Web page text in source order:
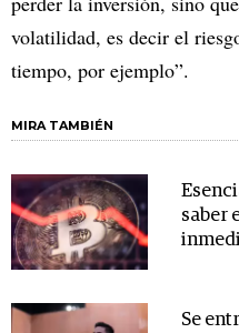
volatilidad, es decir el
tiempo, por ejemplo”.
MIRA TAMBIÉN
saber
Se